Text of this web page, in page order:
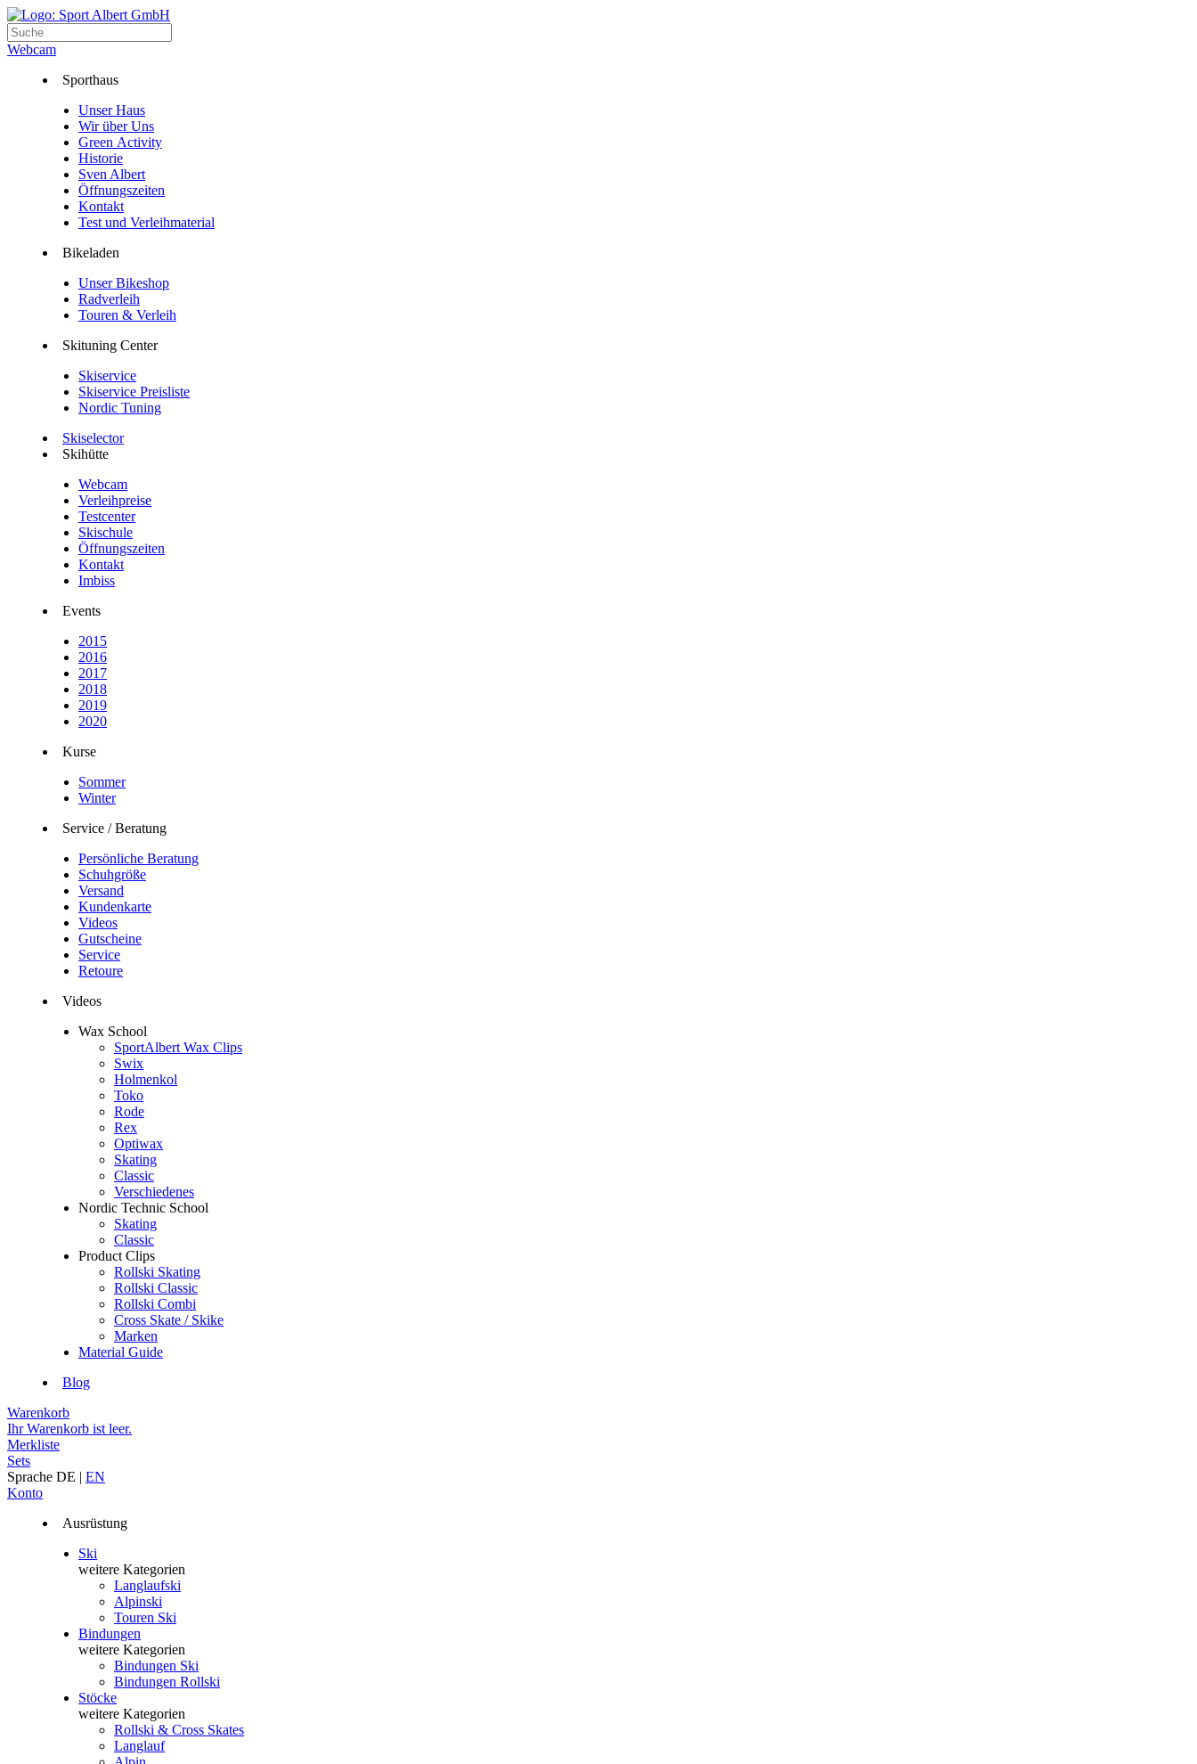
Webcam
Sporthaus
Unser Haus
Wir über Uns
Green Activity
Historie
Sven Albert
Öffnungszeiten
Kontakt
Test und Verleihmaterial
Bikeladen
Unser Bikeshop
Radverleih
Touren & Verleih
Skituning Center
Skiservice
Skiservice Preisliste
Nordic Tuning
Skiselector
Skihütte
Webcam
Verleihpreise
Testcenter
Skischule
Öffnungszeiten
Kontakt
Imbiss
Events
2015
2016
2017
2018
2019
2020
Kurse
Sommer
Winter
Service / Beratung
Persönliche Beratung
Schuhgröße
Versand
Kundenkarte
Videos
Gutscheine
Service
Retoure
Videos
Wax School
SportAlbert Wax Clips
Swix
Holmenkol
Toko
Rode
Rex
Optiwax
Skating
Classic
Verschiedenes
Nordic Technic School
Skating
Classic
Product Clips
Rollski Skating
Rollski Classic
Rollski Combi
Cross Skate / Skike
Marken
Material Guide
Blog
Warenkorb
Ihr Warenkorb ist leer.
Merkliste
Sets
Sprache DE | EN
Konto
Ausrüstung
Ski
weitere Kategorien
Langlaufski
Alpinski
Touren Ski
Bindungen
weitere Kategorien
Bindungen Ski
Bindungen Rollski
Stöcke
weitere Kategorien
Rollski & Cross Skates
Langlauf